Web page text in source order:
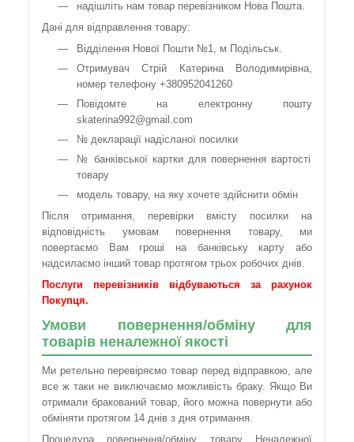
надішліть нам товар перевізником Нова Пошта.
Дані для відправлення товару:
Відділення Нової Пошти №1, м Подільськ.
Отримувач Стрій Катерина Володимирівна,
номер телефону +380952041260
Повідомте на електронну пошту
skaterina992@gmail.com
№ декларації надісланої посилки
№ банківської картки для повернення вартості
товару
модель товару, на яку хочете здійснити обмін
Після отримання, перевірки вмісту посилки на
відповідність умовам повернення товару, ми
повертаємо Вам гроші на банківську карту або
надсилаємо інший товар протягом трьох робочих днів.
Послуги перевізників відбуваються за рахунок
Покупця.
Умови повернення/обміну для
товарів неналежної якості
Ми ретельно перевіряємо товар перед відправкою, але
все ж таки не виключаємо можливість браку. Якщо Ви
отримали бракований товар, його можна повернути або
обміняти протягом 14 днів з дня отримання.
Процедура повернення/обміну товару Неналежної